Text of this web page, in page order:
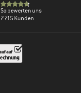
So bewerten uns
7.715 Kunden